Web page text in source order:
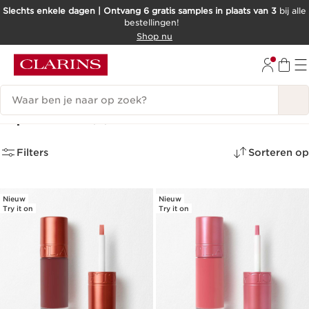
DOORGAAN NAAR INHOUD
Slechts enkele dagen | Ontvang 6 gratis samples in plaats van 3 bij alle
bestellingen!
Shop nu
Zoekgeschiedenis
Lip stains (6)
Filters Sorteren op
Nieuw
Try it on
Nieuw
Try it on